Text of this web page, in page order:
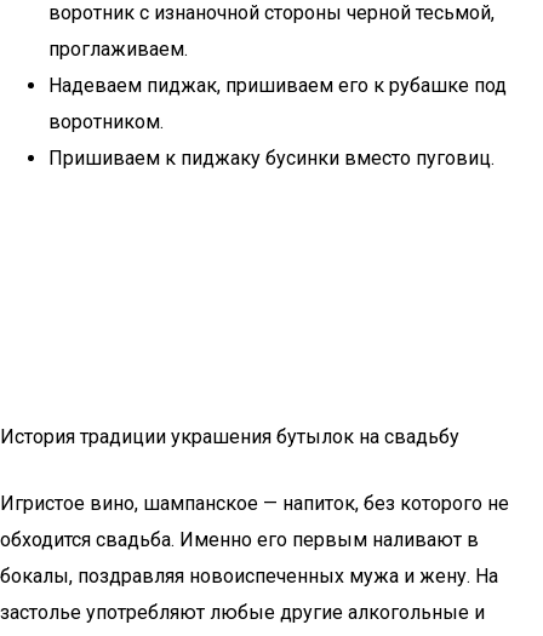
воротник с изнаночной стороны черной тесьмой,
проглаживаем.
Надеваем пиджак, пришиваем его к рубашке под
воротником.
Пришиваем к пиджаку бусинки вместо пуговиц.
История традиции украшения бутылок на свадьбу
Игристое вино, шампанское — напиток, без которого не
обходится свадьба. Именно его первым наливают в
бокалы, поздравляя новоиспеченных мужа и жену. На
застолье употребляют любые другие алкогольные и